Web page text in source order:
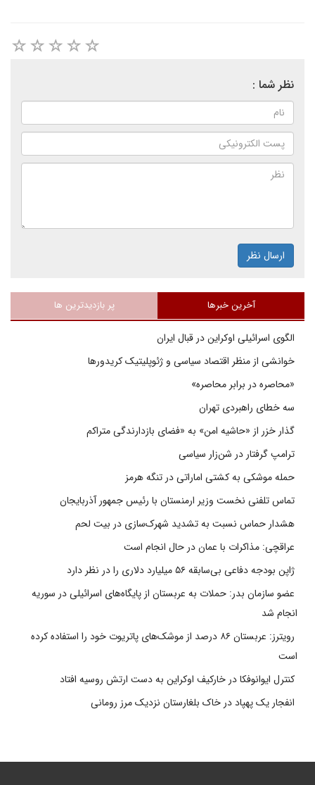
نظر شما :
ارسال نظر
آخرین خبرها پر بازدیدترین ها
الگوی اسرائیلی اوکراین در قبال ایران
خوانشی از منظر اقتصاد سیاسی و ژئوپلیتیک کریدورها
«محاصره در برابر محاصره»
سه خطای راهبردی تهران
گذار خزر از «حاشیه امن» به «فضای بازدارندگی متراکم
ترامپ گرفتار در شن‌زار سیاسی
حمله موشکی به کشتی اماراتی در تنگه هرمز
تماس تلفنی نخست وزیر ارمنستان با رئیس جمهور آذربایجان
هشدار حماس نسبت به تشدید شهرک‌سازی در بیت‌ لحم
عراقچی: مذاکرات با عمان در حال انجام است
ژاپن بودجه دفاعی بی‌سابقه ۵۶ میلیارد دلاری را در نظر دارد
عضو سازمان بدر: حملات به عربستان از پایگاه‌های اسرائیلی در سوریه
انجام شد
رویترز: عربستان ۸۶ درصد از موشک‌های پاتریوت خود را استفاده کرده
است
کنترل ایوانوفکا در خارکیف اوکراین به دست ارتش روسیه افتاد
انفجار یک پهپاد در خاک بلغارستان نزدیک مرز رومانی